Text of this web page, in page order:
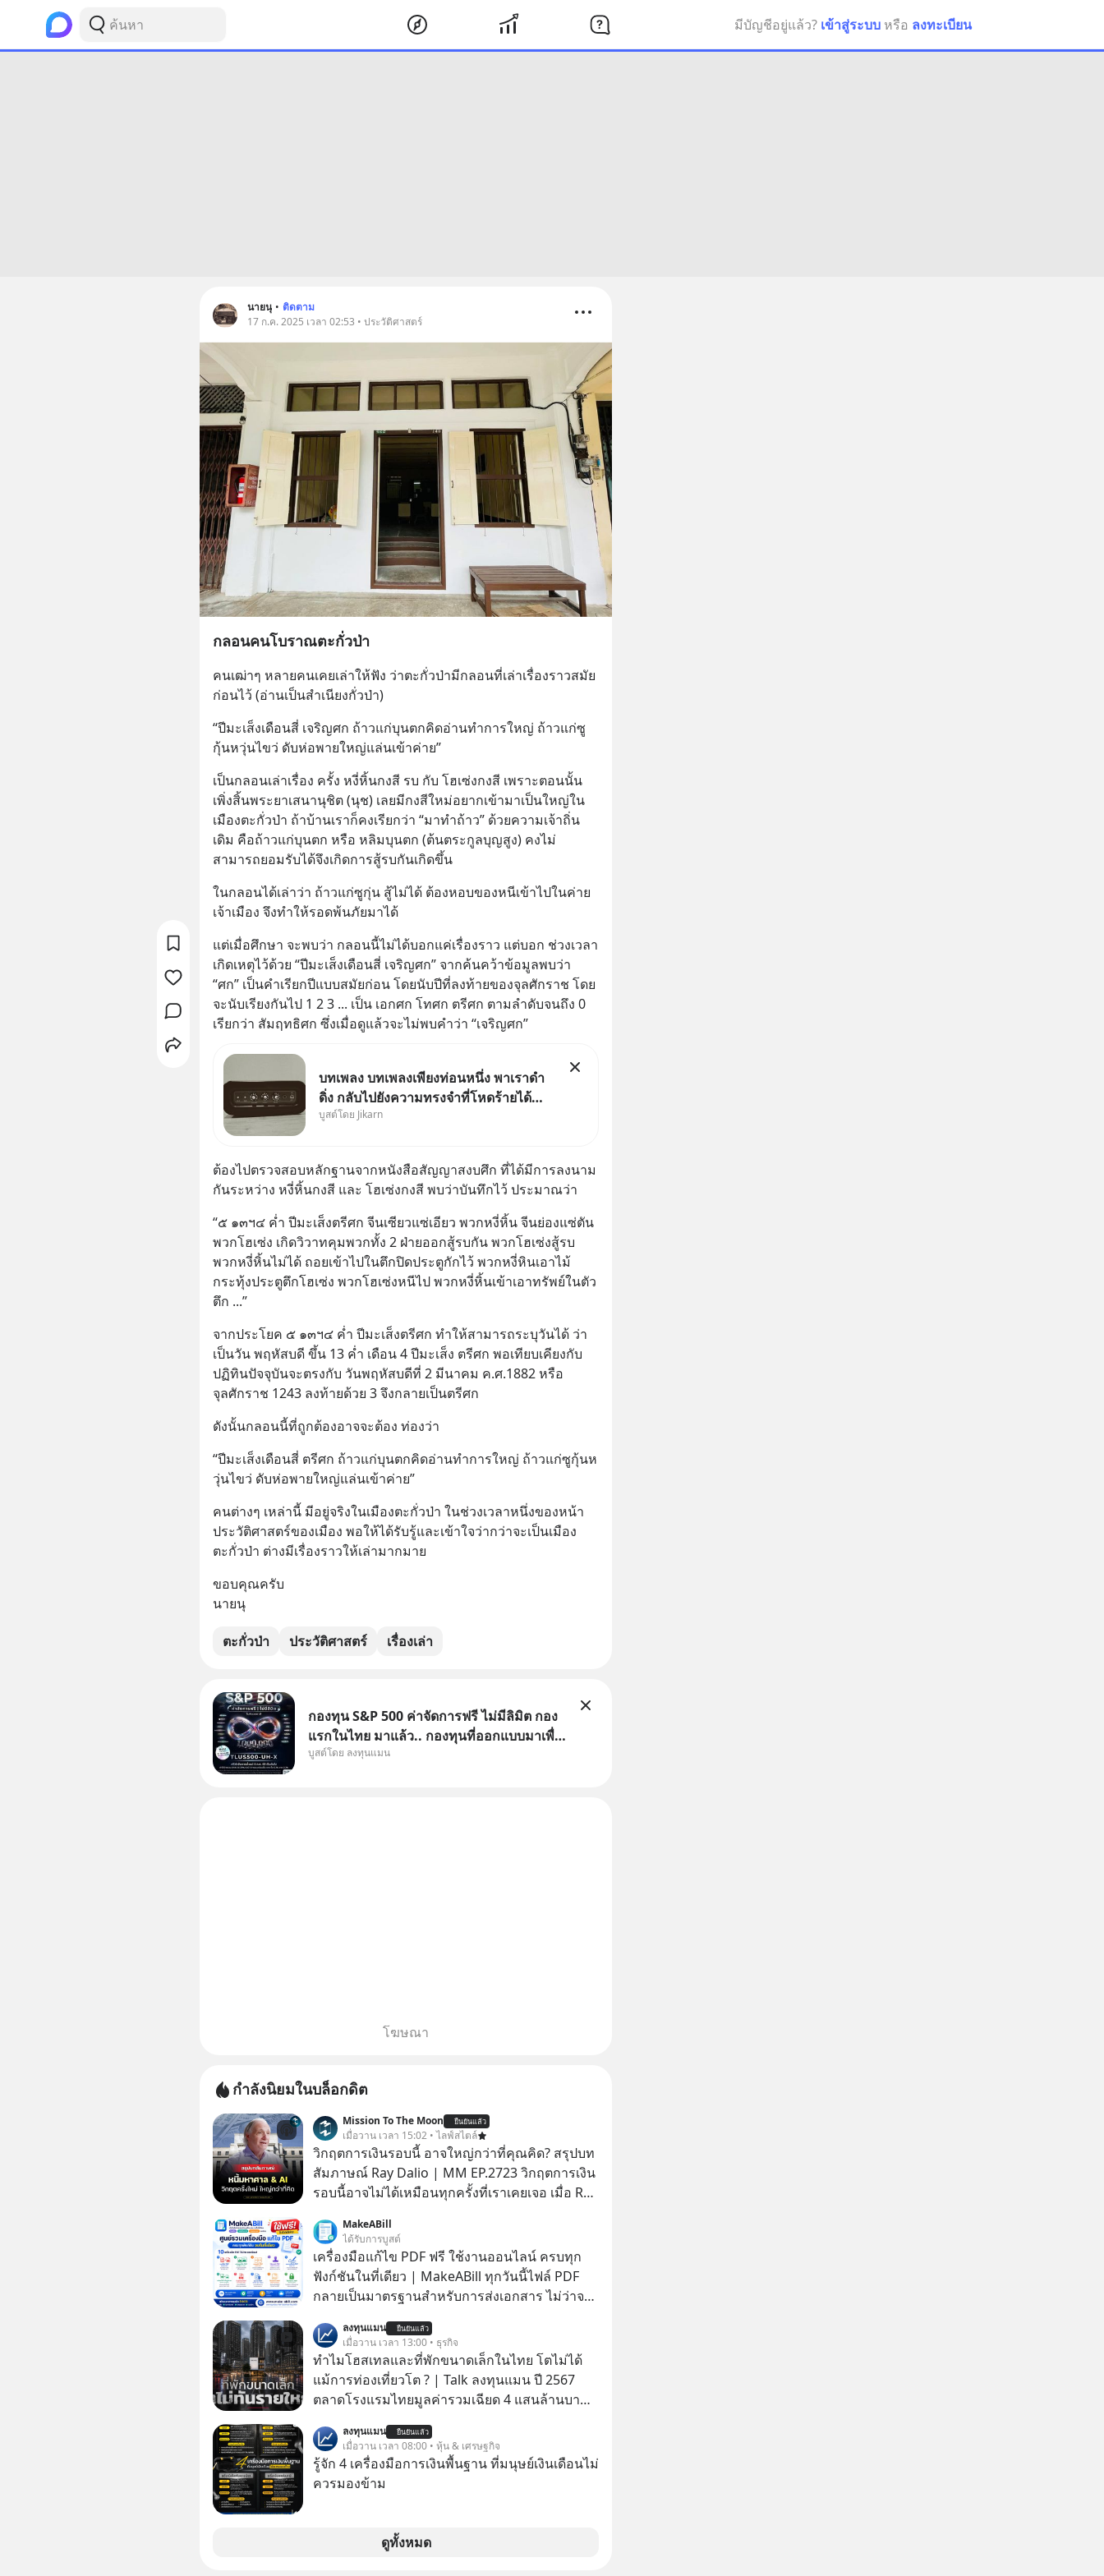
มีบัญชีอยู่แล้ว? เข้าสู่ระบบ หรือ ลงทะเบียน
นายนุ • ติดตาม
17 ก.ค. 2025 เวลา 02:53 • ประวัติศาสตร์
กลอนคนโบราณตะกั่วป่า
คนเฒ่าๆ หลายคนเคยเล่าให้ฟัง ว่าตะกั่วป่ามีกลอนที่เล่าเรื่องราวสมัย
ก่อนไว้ (อ่านเป็นสำเนียงกั่วป่า)
“ปีมะเส็งเดือนสี่ เจริญศก ถ้าวแก่บุนตกคิดอ่านทำการใหญ่ ถ้าวแก่ซู
กุ้นหวุ่นไขว่ ดับห่อพายใหญ่แล่นเข้าค่าย”
เป็นกลอนเล่าเรื่อง ครั้ง หงี่หิ้นกงสี รบ กับ โฮเซ่งกงสี เพราะตอนนั้น
เพิ่งสิ้นพระยาเสนานุชิต (นุช) เลยมีกงสีใหม่อยากเข้ามาเป็นใหญ่ใน
เมืองตะกั่วป่า ถ้าบ้านเราก็คงเรียกว่า “มาทำถ้าว” ด้วยความเจ้าถิ่น
เดิม คือถ้าวแก่บุนตก หรือ หลิมบุนตก (ต้นตระกูลบุญสูง) คงไม่
สามารถยอมรับได้จึงเกิดการสู้รบกันเกิดขึ้น
ในกลอนได้เล่าว่า ถ้าวแก่ซูกุ่น สู้ไม่ได้ ต้องหอบของหนีเข้าไปในค่าย
เจ้าเมือง จึงทำให้รอดพ้นภัยมาได้
แต่เมื่อศึกษา จะพบว่า กลอนนี้ไม่ได้บอกแค่เรื่องราว แต่บอก ช่วงเวลา
เกิดเหตุไว้ด้วย “ปีมะเส็งเดือนสี่ เจริญศก” จากค้นคว้าข้อมูลพบว่า
“ศก” เป็นคำเรียกปีแบบสมัยก่อน โดยนับปีที่ลงท้ายของจุลศักราช โดย
จะนับเรียงกันไป 1 2 3 ... เป็น เอกศก โทศก ตรีศก ตามลำดับจนถึง 0
เรียกว่า สัมฤทธิศก ซึ่งเมื่อดูแล้วจะไม่พบคำว่า “เจริญศก”
บทเพลง บทเพลงเพียงท่อนหนึ่ง พาเราดำ
ดิ่ง กลับไปยังความทรงจำที่โหดร้ายได้
เสมอ
บูสต์โดย Jikarn
ต้องไปตรวจสอบหลักฐานจากหนังสือสัญญาสงบศึก ที่ได้มีการลงนาม
กันระหว่าง หงี่หิ้นกงสี และ โฮเซ่งกงสี พบว่าบันทึกไว้ ประมาณว่า
“๕ ๑๓ฯ๔ ค่ำ ปีมะเส็งตรีศก จีนเซียวแซ่เอียว พวกหงี่หิ้น จีนย่องแซ่ตัน
พวกโฮเซ่ง เกิดวิวาทคุมพวกทั้ง 2 ฝ่ายออกสู้รบกัน พวกโฮเซ่งสู้รบ
พวกหงี่หิ้นไม่ได้ ถอยเข้าไปในตึกปิดประตูกักไว้ พวกหงี่หินเอาไม้
กระทุ้งประตูตึกโฮเซ่ง พวกโฮเซ่งหนีไป พวกหงี่หิ้นเข้าเอาทรัพย์ในตัว
ตึก ...”
จากประโยค ๕ ๑๓ฯ๔ ค่ำ ปีมะเส็งตรีศก ทำให้สามารถระบุวันได้ ว่า
เป็นวัน พฤหัสบดี ขึ้น 13 ค่ำ เดือน 4 ปีมะเส็ง ตรีศก พอเทียบเคียงกับ
ปฏิทินปัจจุบันจะตรงกับ วันพฤหัสบดีที่ 2 มีนาคม ค.ศ.1882 หรือ
จุลศักราช 1243 ลงท้ายด้วย 3 จึงกลายเป็นตรีศก
ดังนั้นกลอนนี้ที่ถูกต้องอาจจะต้อง ท่องว่า
“ปีมะเส็งเดือนสี่ ตรีศก ถ้าวแก่บุนตกคิดอ่านทำการใหญ่ ถ้าวแก่ซูกุ้นห
วุ่นไขว่ ดับห่อพายใหญ่แล่นเข้าค่าย”
คนต่างๆ เหล่านี้ มีอยู่จริงในเมืองตะกั่วป่า ในช่วงเวลาหนึ่งของหน้า
ประวัติศาสตร์ของเมือง พอให้ได้รับรู้และเข้าใจว่ากว่าจะเป็นเมือง
ตะกั่วป่า ต่างมีเรื่องราวให้เล่ามากมาย
ขอบคุณครับ
นายนุ
ตะกั่วป่า ประวัติศาสตร์ เรื่องเล่า
กองทุน S&P 500 ค่าจัดการฟรี ไม่มีลิมิต กอง
แรกในไทย มาแล้ว.. กองทุนที่ออกแบบมาเพื่อ
แก้ Pain Point ใหญ่ของนักลงทุนไทยพร้อม
บูสต์โดย ลงทุนแมน
โฆษณา
กำลังนิยมในบล็อกดิต
Mission To The Moon ยืนยันแล้ว
เมื่อวาน เวลา 15:02 • ไลฟ์สไตล์
วิกฤตการเงินรอบนี้ อาจใหญ่กว่าที่คุณคิด? สรุปบท
สัมภาษณ์ Ray Dalio | MM EP.2723 วิกฤตการเงิน
รอบนี้อาจไม่ได้เหมือนทุกครั้งที่เราเคยเจอ เมื่อ Ray
ต่อหลายครั้ง ออกมาส่งสัญญาณเตือนระเบิดเวลา
ลูกใหม่ที่กำลังก่อตัวขึ้น จาก "ระเบิดหนี้สิน
มหาศาล" ผสานเข้ากับ "ฟองสบู่กระแส AI" ที่ผู้คน
กำลังแห่ไล่ราคาอย่างบ้าคลั่ง บทเรียนจาก
กำลังจะเปลี่ยนมือไปในทิศทางไหน? และเราควร
รับมืออย่างไรก่อนที่ทุกอย่างจะสายเกินไป? ร่วม
เจาะลึกบทวิเคราะห์และข้อคิดการเงินฉบับ Dalio
กันได้ใน EP. นี้ #RayDalio #สรุปบทเรียน #การเงิน
การลงทุน #MissionToTheMoon
#MissionToTheMoonPodcast
MakeABill
ได้รับการบูสต์
เครื่องมือแก้ไข PDF ฟรี ใช้งานออนไลน์ ครบทุก
ฟังก์ชันในที่เดียว | MakeABill ทุกวันนี้ไฟล์ PDF
กลายเป็นมาตรฐานสำหรับการส่งเอกสาร ไม่ว่าจะ
หรือเอกสารราชการ แต่หลายครั้งเราจำเป็นต้อง
รวมไฟล์ PDF, แยกหน้า PDF, ใส่ลายเซ็น, บีบอัด
ไฟล์ หรือใส่รหัสผ่าน ซึ่งมักต้องใช้หลายเว็บไซต์
และหลายโปรแกรม
ลงทุนแมน ยืนยันแล้ว
เมื่อวาน เวลา 13:00 • ธุรกิจ
ทำไมโฮสเทลและที่พักขนาดเล็กในไทย โตไม่ได้
แม้การท่องเที่ยวโต ? | Talk ลงทุนแมน ปี 2567
ตลาดโรงแรมไทยมูลค่ารวมเฉียด 4 แสนล้านบาท
ประกอบการรายใหญ่ และมีอัตราการเติบโตได้ถึง
16% ขณะที่ผู้ประกอบการโฮสเทลและที่พักขนาด
เล็ก ซึ่งมีสัดส่วนถึง 91% ของธุรกิจที่พักทั้งหมด
ปลดล็อกกฎเกณฑ์ไหน เพื่อให้รายเล็กเติบโตได้
มากกว่าที่เป็นอยู่ ? Talk ลงทุนแมนชวนมา
ลงทุนแมน ยืนยันแล้ว
เมื่อวาน เวลา 08:00 • หุ้น & เศรษฐกิจ
รู้จัก 4 เครื่องมือการเงินพื้นฐาน ที่มนุษย์เงินเดือนไม่
ควรมองข้าม
ดูทั้งหมด